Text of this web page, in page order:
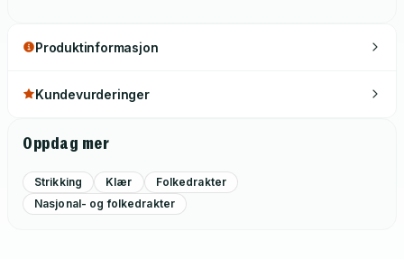
Produktinformasjon
Kundevurderinger
Oppdag mer
Strikking Klær
Folkedrakter
Nasjonal- og folkedrakter